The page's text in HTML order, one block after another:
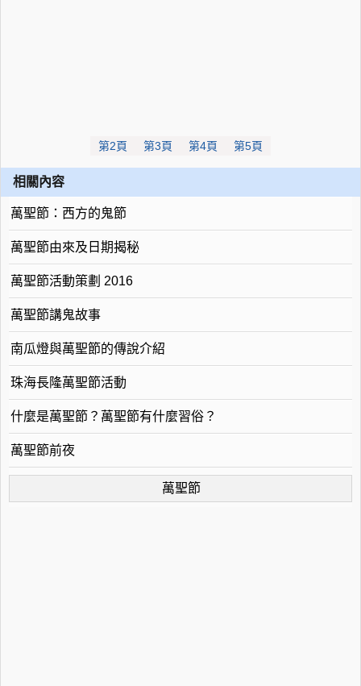
第2頁 第3頁 第4頁 第5頁
相關內容
萬聖節：西方的鬼節
萬聖節由來及日期揭秘
萬聖節活動策劃 2016
萬聖節講鬼故事
南瓜燈與萬聖節的傳說介紹
珠海長隆萬聖節活動
什麼是萬聖節？萬聖節有什麼習俗？
萬聖節前夜
萬聖節